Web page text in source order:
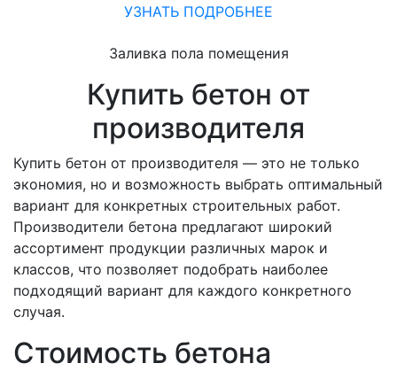
УЗНАТЬ ПОДРОБНЕЕ
Заливка пола помещения
Купить бетон от
производителя
Купить бетон от производителя — это не только
экономия, но и возможность выбрать оптимальный
вариант для конкретных строительных работ.
Производители бетона предлагают широкий
ассортимент продукции различных марок и
классов, что позволяет подобрать наиболее
подходящий вариант для каждого конкретного
случая.
Стоимость бетона